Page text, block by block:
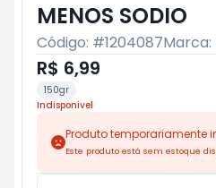
MENOS SODIO
Código: #1204087Marca:
R$ 6,99
150gr
Indisponível
Produto temporariamente
Este produto está sem estoque